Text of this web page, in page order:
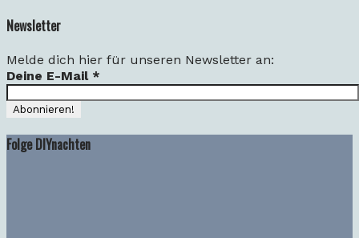
Newsletter
Melde dich hier für unseren Newsletter an:
Deine E-Mail *
Folge DIYnachten